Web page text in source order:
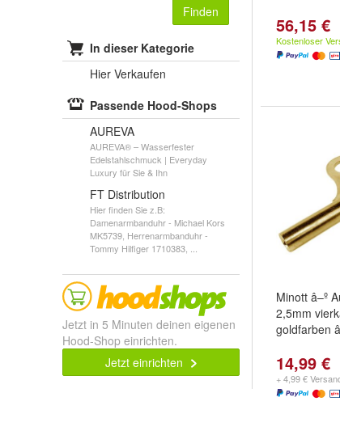
Finden
In dieser Kategorie
Hier Verkaufen
Passende Hood-Shops
AUREVA
AUREVA® – Wasserfester
Edelstahlschmuck | Everyday
Luxury für Sie & Ihn
FT Distribution
Hier finden Sie z.B:
Damenarmbanduhr - Michael Kors
MK5739, Herrenarmbanduhr -
Tommy Hilfiger 1710383, ...
Jetzt in 5 Minuten deinen eigenen
Hood-Shop einrichten.
Jetzt einrichten
56,15 €
Kostenloser
Minott â–º
2,5mm
goldfarben
14,99 €
+ 4,99 €